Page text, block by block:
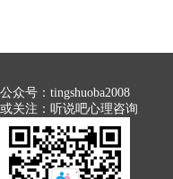
公众号：tingshuoba2008
或关注：听说吧心理咨询